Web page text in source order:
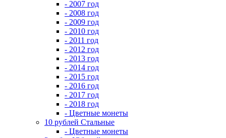
- 2007 год
- 2008 год
- 2009 год
- 2010 год
- 2011 год
- 2012 год
- 2013 год
- 2014 год
- 2015 год
- 2016 год
- 2017 год
- 2018 год
- Цветные монеты
10 рублей Стальные
- Цветные монеты